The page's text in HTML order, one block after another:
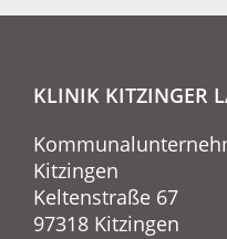
KLINIK KITZINGER
Kitzingen
Keltenstraße 67
97318 Kitzingen